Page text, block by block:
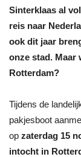
Sinterklaas al
reis naar
ook dit jaar
onze stad. Maar
Rotterdam?
Tijdens de
pakjesboot
op zaterdag 15
intocht in